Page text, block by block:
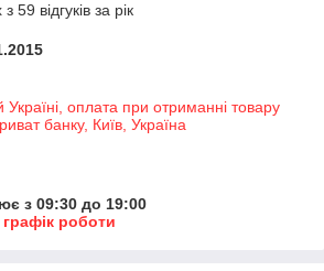
59 відгуків за рік
Україні, оплата при отриманні товару
банку, Київ, Україна
з 09:30 до 19:00
роботи